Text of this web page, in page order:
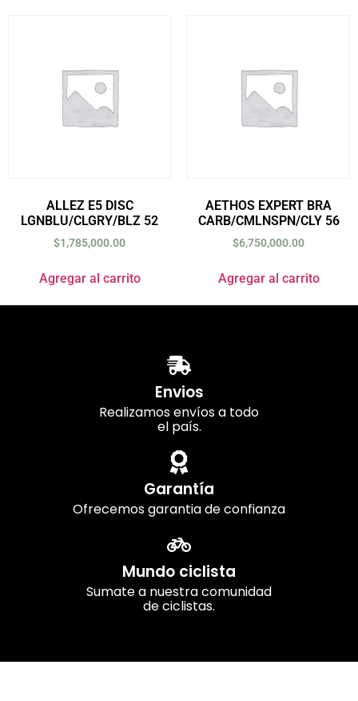
ALLEZ E5 DISC
LGNBLU/CLGRY/BLZ 52
$1,785,000.00
Agregar al carrito
AETHOS EXPERT BRA
CARB/CMLNSPN/CLY 56
$6,750,000.00
Agregar al carrito
Envios
Realizamos envíos a todo
el país.
Garantía
Ofrecemos garantia de confianza
Mundo ciclista
Sumate a nuestra comunidad
de ciclistas.